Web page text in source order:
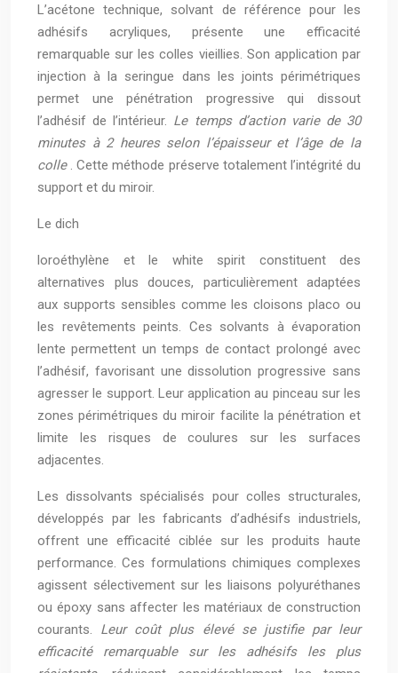
L’acétone technique, solvant de référence pour les
adhésifs acryliques, présente une efficacité
remarquable sur les colles vieillies. Son application par
injection à la seringue dans les joints périmétriques
permet une pénétration progressive qui dissout
l’adhésif de l’intérieur. Le temps d’action varie de 30
minutes à 2 heures selon l’épaisseur et l’âge de la
colle . Cette méthode préserve totalement l’intégrité du
support et du miroir.
Le dich
loroéthylène et le white spirit constituent des
alternatives plus douces, particulièrement adaptées
aux supports sensibles comme les cloisons placo ou
les revêtements peints. Ces solvants à évaporation
lente permettent un temps de contact prolongé avec
l’adhésif, favorisant une dissolution progressive sans
agresser le support. Leur application au pinceau sur les
zones périmétriques du miroir facilite la pénétration et
limite les risques de coulures sur les surfaces
adjacentes.
Les dissolvants spécialisés pour colles structurales,
développés par les fabricants d’adhésifs industriels,
offrent une efficacité ciblée sur les produits haute
performance. Ces formulations chimiques complexes
agissent sélectivement sur les liaisons polyuréthanes
ou époxy sans affecter les matériaux de construction
courants. Leur coût plus élevé se justifie par leur
efficacité remarquable sur les adhésifs les plus